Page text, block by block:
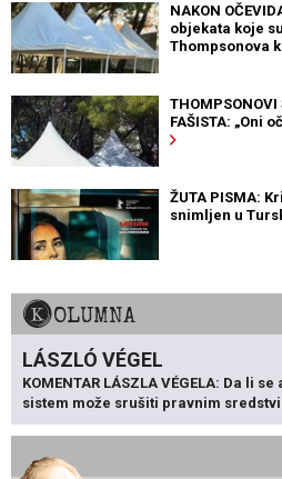
NAKON
objekata koje
Thompsonova
THOMPSONOVI
FAŠISTA: „Oni
ŽUTA PISMA:
snimljen u
KOLUMNA
LÁSZLÓ VÉGEL
KOMENTAR LÁSZLA VÉGELA: Da li
sistem može srušiti pravnim